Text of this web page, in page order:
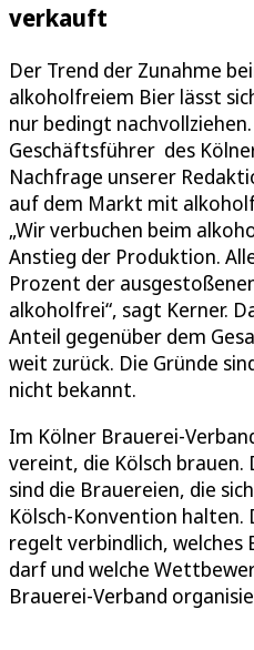
verkauft
Der Trend der Zunahme
alkoholfreiem Bier lässt
nur bedingt
Geschäftsführer des
Nachfrage unserer
auf dem Markt mit
„Wir verbuchen beim
Anstieg der Produktion.
Prozent der
alkoholfrei“, sagt Kerner.
Anteil gegenüber dem
weit zurück. Die Gründe
nicht bekannt.
Im Kölner Brauerei-
vereint, die Kölsch
sind die Brauereien, die
Kölsch-Konvention halten.
regelt verbindlich, welches
darf und welche
Brauerei-Verband